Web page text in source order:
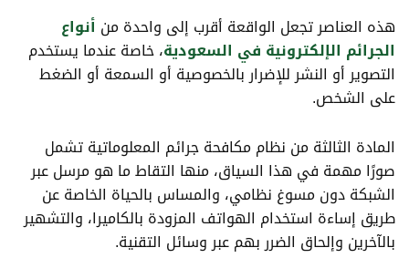
هذه العناصر تجعل الواقعة أقرب إلى واحدة من أنواع
الجرائم الإلكترونية في السعودية، خاصة عندما يستخدم
التصوير أو النشر للإضرار بالخصوصية أو السمعة أو الضغط
على الشخص.
المادة الثالثة من نظام مكافحة جرائم المعلوماتية تشمل
صورًا مهمة في هذا السياق، منها التقاط ما هو مرسل عبر
الشبكة دون مسوغ نظامي، والمساس بالحياة الخاصة عن
طريق إساءة استخدام الهواتف المزودة بالكاميرا، والتشهير
بالآخرين وإلحاق الضرر بهم عبر وسائل التقنية.